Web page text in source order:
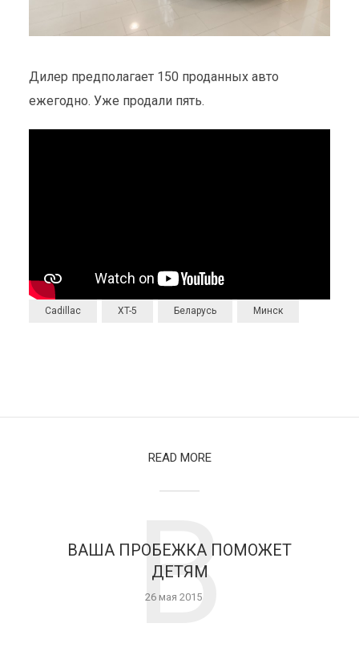
Дилер предполагает 150 проданных авто
ежегодно. Уже продали пять.
Cadillac XT-5 Беларусь Минск
READ MORE
ВАША ПРОБЕЖКА ПОМОЖЕТ
ДЕТЯМ
26 мая 2015
В